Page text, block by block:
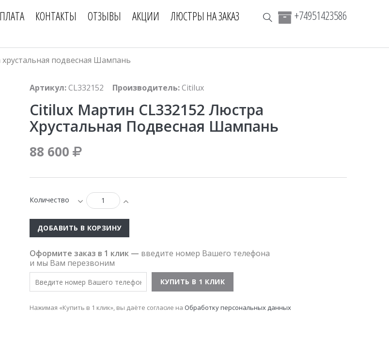
КОНТАКТЫ ОТЗЫВЫ АКЦИИ ЛЮСТРЫ НА ЗАКАЗ +74951423586
подвесная Шампань
Артикул:CL332152 Производитель:Citilux
Citilux Мартин CL332152 Люстра
Хрустальная Подвесная Шампань
88 600
Количество
ДОБАВИТЬ В КОРЗИНУ
Оформите заказ в 1 клик — введите номер Вашего телефона
и мы Вам перезвоним
Нажимая «Купить в 1 клик», вы даёте согласие на Обработку персональных данных